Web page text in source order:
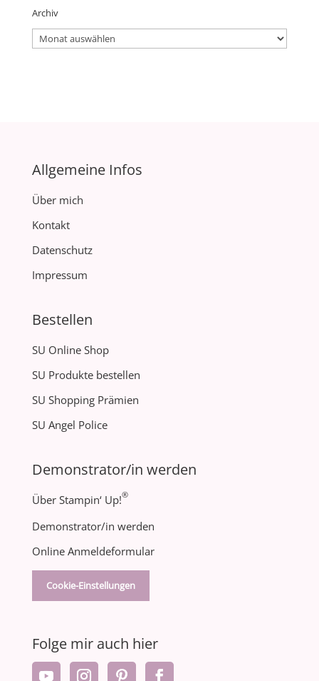
Archiv
Archiv
Allgemeine Infos
Über mich
Kontakt
Datenschutz
Impressum
Bestellen
SU Online Shop
SU Produkte bestellen
SU Shopping Prämien
SU Angel Police
Demonstrator/in werden
Über Stampin‘ Up!®
Demonstrator/in werden
Online Anmeldeformular
Cookie-Einstellungen
Folge mir auch hier